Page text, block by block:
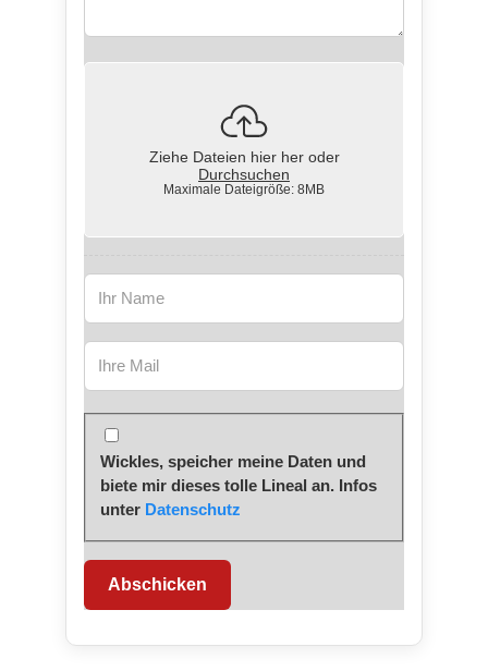
Ziehe Dateien hier her oder
Durchsuchen
Maximale Dateigröße: 8MB
Wickles, speicher meine Daten und
biete mir dieses tolle Lineal an. Infos
unter Datenschutz
Abschicken